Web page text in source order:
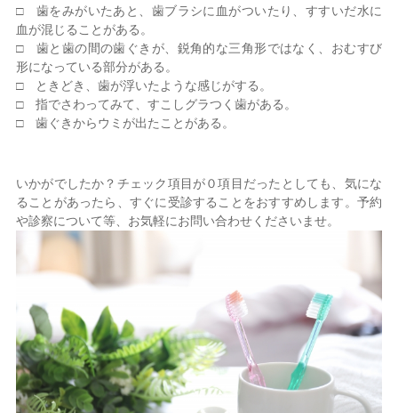
□ 歯をみがいたあと、歯ブラシに血がついたり、すすいだ水に
血が混じることがある。
□ 歯と歯の間の歯ぐきが、鋭角的な三角形ではなく、おむすび
形になっている部分がある。
□ ときどき、歯が浮いたような感じがする。
□ 指でさわってみて、すこしグラつく歯がある。
□ 歯ぐきからウミが出たことがある。
いかがでしたか？チェック項目が０項目だったとしても、気にな
ることがあったら、すぐに受診することをおすすめします。予約
や診察について等、お気軽にお問い合わせくださいませ。